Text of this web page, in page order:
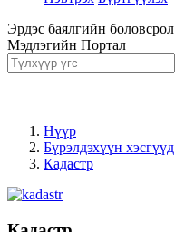
Эрдэс баялгийн боловсрол
Мэдлэгийн Портал
Нүүр
Бүрэлдэхүүн хэсгүүд
Кадастр